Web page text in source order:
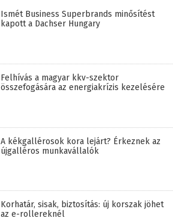
Ismét Business Superbrands minősítést
kapott a Dachser Hungary
Felhívás a magyar kkv-szektor
összefogására az energiakrízis kezelésére
A kékgallérosok kora lejárt? Érkeznek az
újgalléros munkavállalók
Korhatár, sisak, biztosítás: új korszak jöhet
az e-rollereknél